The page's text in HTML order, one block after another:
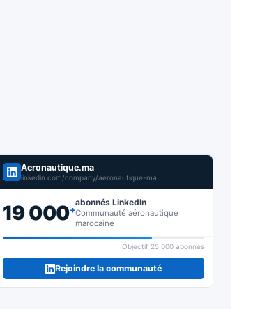
Aeronautique.ma
linkedin.com/company/aeronautique-ma
19 000+
abonnés LinkedIn
Communauté aéronautique
marocaine
Objectif 25 000 abonnés
Rejoindre la communauté